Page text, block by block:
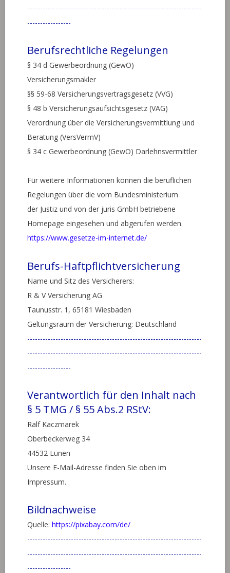
--------------------------------------------------------------------
-----------------
Berufsrechtliche Regelungen
§ 34 d Gewerbeordnung (GewO)
Versicherungsmakler
§§ 59-68 Versicherungsvertragsgesetz (VVG)
§ 48 b Versicherungsaufsichtsgesetz (VAG)
Verordnung über die Versicherungsvermittlung und
Beratung (VersVermV)
§ 34 c Gewerbeordnung (GewO) Darlehnsvermittler
Für weitere Informationen können die beruflichen
Regelungen über die vom Bundesministerium
der Justiz und von der juris GmbH betriebene
Homepage eingesehen und abgerufen werden.
https://www.gesetze-im-internet.de/
Berufs-Haftpflichtversicherung
Name und Sitz des Versicherers:
R & V Versicherung AG
Taunusstr. 1, 65181 Wiesbaden
Geltungsraum der Versicherung: Deutschland
--------------------------------------------------------------------
--------------------------------------------------------------------
-----------------
Verantwortlich für den Inhalt nach
§ 5 TMG / § 55 Abs.2 RStV:
Ralf Kaczmarek
Oberbeckerweg 34
44532 Lünen
Unsere E-Mail-Adresse finden Sie oben im
Impressum.
Bildnachweise
Quelle: https://pixabay.com/de/
--------------------------------------------------------------------
--------------------------------------------------------------------
-----------------